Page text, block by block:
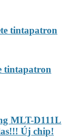
tintapatron
tintapatron
MLT-D111L
Új chip!